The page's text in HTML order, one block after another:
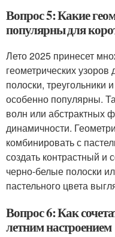
Вопрос 5: Какие
популярны для
Лето 2025 принесет
геометрических узоров
полоски, треугольники
особенно популярны.
волн или абстрактных
динамичности.
комбинировать с
создать контрастный
черно-белые полоски
пастельного цвета
Вопрос 6: Как
летним настроением